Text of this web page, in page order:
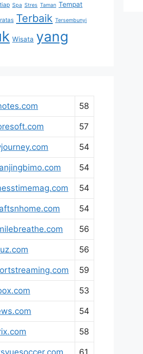
Spa Stres Taman Tempat
Terbaik Tersembunyi
Wisata yang
58
57
54
54
54
54
56
56
59
53
54
58
61